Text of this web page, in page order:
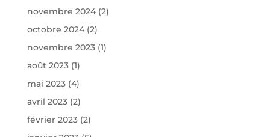
novembre 2024(2)
octobre 2024(2)
novembre 2023(1)
août 2023(1)
mai 2023(4)
avril 2023(2)
février 2023(2)